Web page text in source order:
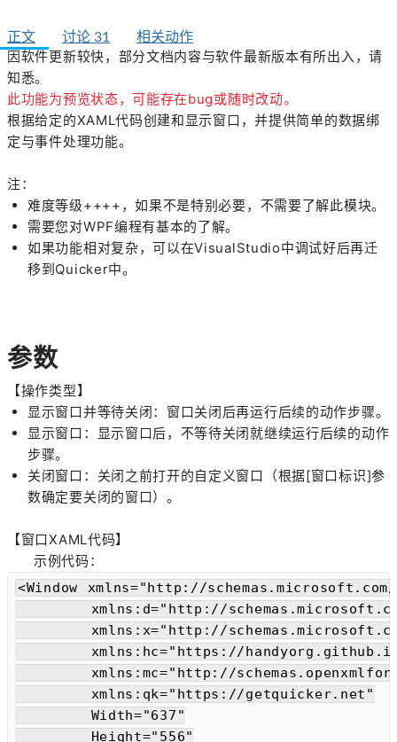
正文 讨论 31 相关动作
因软件更新较快，部分文档内容与软件最新版本有所出入，请
知悉。
此功能为预览状态，可能存在bug或随时改动。
根据给定的XAML代码创建和显示窗口，并提供简单的数据绑
定与事件处理功能。
注：
难度等级++++，如果不是特别必要，不需要了解此模块。
需要您对WPF编程有基本的了解。
如果功能相对复杂，可以在VisualStudio中调试好后再迁
移到Quicker中。
参数
【操作类型】
显示窗口并等待关闭：窗口关闭后再运行后续的动作步骤。
显示窗口：显示窗口后，不等待关闭就继续运行后续的动作
步骤。
关闭窗口：关闭之前打开的自定义窗口（根据[窗口标识]参
数确定要关闭的窗口）。
【窗口XAML代码】
示例代码：
<Window xmlns="http://
xmlns:d="http://
xmlns:x="http://
xmlns:hc="https://
xmlns:mc="http://
        xmlns:qk="https://getquicker.net"
        Width="637"
        Height="556"